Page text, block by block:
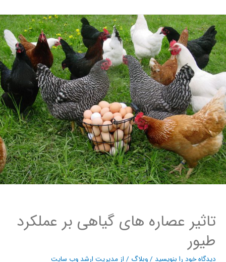
تاثیر عصاره های گیاهی بر عملکرد
طیور
دیدگاه‌ خود را بنویسید/وبلاگ/ از مدیریت ارشد وب سایت